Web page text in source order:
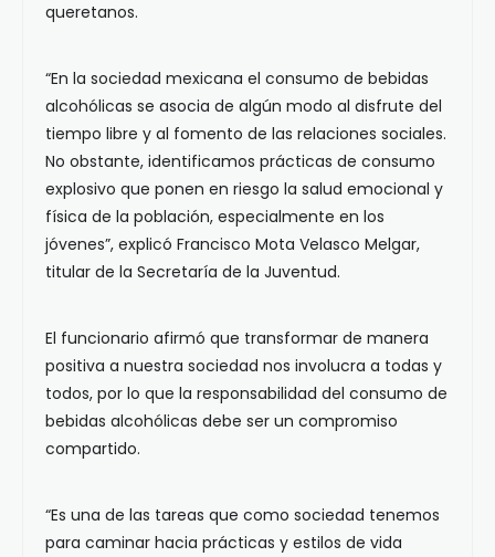
queretanos.
“En la sociedad mexicana el consumo de bebidas
alcohólicas se asocia de algún modo al disfrute del
tiempo libre y al fomento de las relaciones sociales.
No obstante, identificamos prácticas de consumo
explosivo que ponen en riesgo la salud emocional y
física de la población, especialmente en los
jóvenes”, explicó Francisco Mota Velasco Melgar,
titular de la Secretaría de la Juventud.
El funcionario afirmó que transformar de manera
positiva a nuestra sociedad nos involucra a todas y
todos, por lo que la responsabilidad del consumo de
bebidas alcohólicas debe ser un compromiso
compartido.
“Es una de las tareas que como sociedad tenemos
para caminar hacia prácticas y estilos de vida